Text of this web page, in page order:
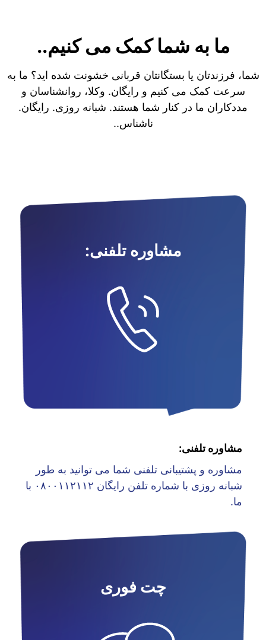
ما به شما کمک می کنیم..
شما، فرزندتان یا بستگانتان قربانی خشونت شده اید؟ ما به
سرعت کمک می کنیم و رایگان. وکلا، روانشناسان و
مددکاران ما در کنار شما هستند. شبانه روزی. رایگان.
ناشناس..
مشاوره تلفنی:
مشاوره تلفنی:
مشاوره و پشتیبانی تلفنی شما می توانید به طور
شبانه روزی با شماره تلفن رایگان ۰۸۰۰۱۱۲۱۱۲ با
ما.
چت فوری